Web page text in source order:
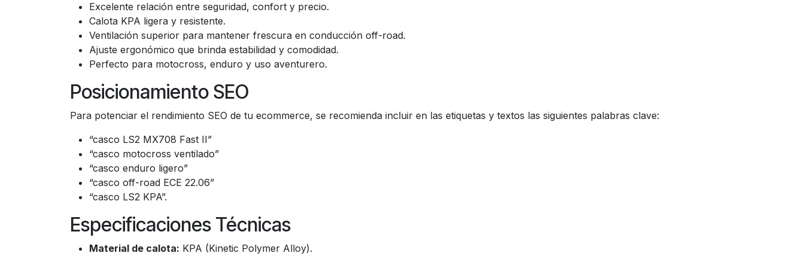
Excelente relación entre seguridad, confort y precio.
Calota KPA ligera y resistente.
Ventilación superior para mantener frescura en conducción off-road.
Ajuste ergonómico que brinda estabilidad y comodidad.
Perfecto para motocross, enduro y uso aventurero.
Posicionamiento SEO
Para potenciar el rendimiento SEO de tu ecommerce, se recomienda incluir en las etiquetas y textos las siguientes palabras clave:
“casco LS2 MX708 Fast II”
“casco motocross ventilado”
“casco enduro ligero”
“casco off-road ECE 22.06”
“casco LS2 KPA”.
Especificaciones Técnicas
Material de calota: KPA (Kinetic Polymer Alloy).